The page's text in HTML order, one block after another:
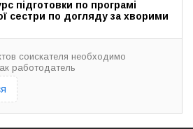
підготовки по програмі
сестри по догляду за хворими
соискателя необходимо
работодатель